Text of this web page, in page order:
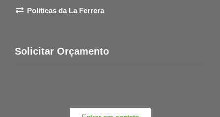
Politicas da La Ferrera
Solicitar Orçamento